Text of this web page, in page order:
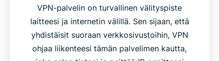
VPN-palvelin on turvallinen välityspiste
laitteesi ja internetin välillä. Sen sijaan, että
yhdistäisit suoraan verkkosivustoihin, VPN
ohjaa liikenteesi tämän palvelimen kautta,